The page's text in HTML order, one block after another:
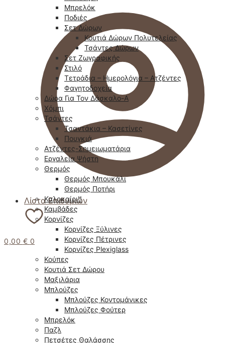
Λίστα Επιθυμιών
0,00 € 0
Μπρελόκ
Ποδιές
Σετ Δώρων
Κουτιά Δώρων Πολυτελείας
Τσάντες Δώρων
Σετ Ζωγραφικής
Στιλό
Τετράδια – Ημερολόγια – Ατζέντες
Φαγητοδοχεία
Δώρα Για Τον Δάσκαλο-Α
Χόμπι
Τσάντες
Τσαντάκια – Κασετίνες
Πουγκιά
Ατζέντες-Σημειωματάρια
Εργαλεία Ψήστη
Θερμός
Θερμός Μπουκάλι
Θερμός Ποτήρι
Καλοκαίρι!!
Καμβάδες
Κορνίζες
Κορνίζες Ξύλινες
Κορνίζες Πέτρινες
Κορνίζες Plexiglass
Κούπες
Κουτιά Σετ Δώρου
Μαξιλάρια
Μπλούζες
Μπλούζες Κοντομάνικες
Μπλούζες Φούτερ
Μπρελόκ
Παζλ
Πετσέτες Θαλάσσης